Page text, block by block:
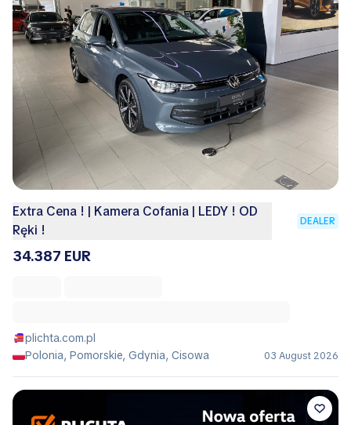
Extra Cena ! | Kamera Cofania | LEDY ! OD
Ręki !
DEALER
34.387 EUR
plichta.com.pl
Polonia, Pomorskie, Gdynia, Cisowa
03 August 2026